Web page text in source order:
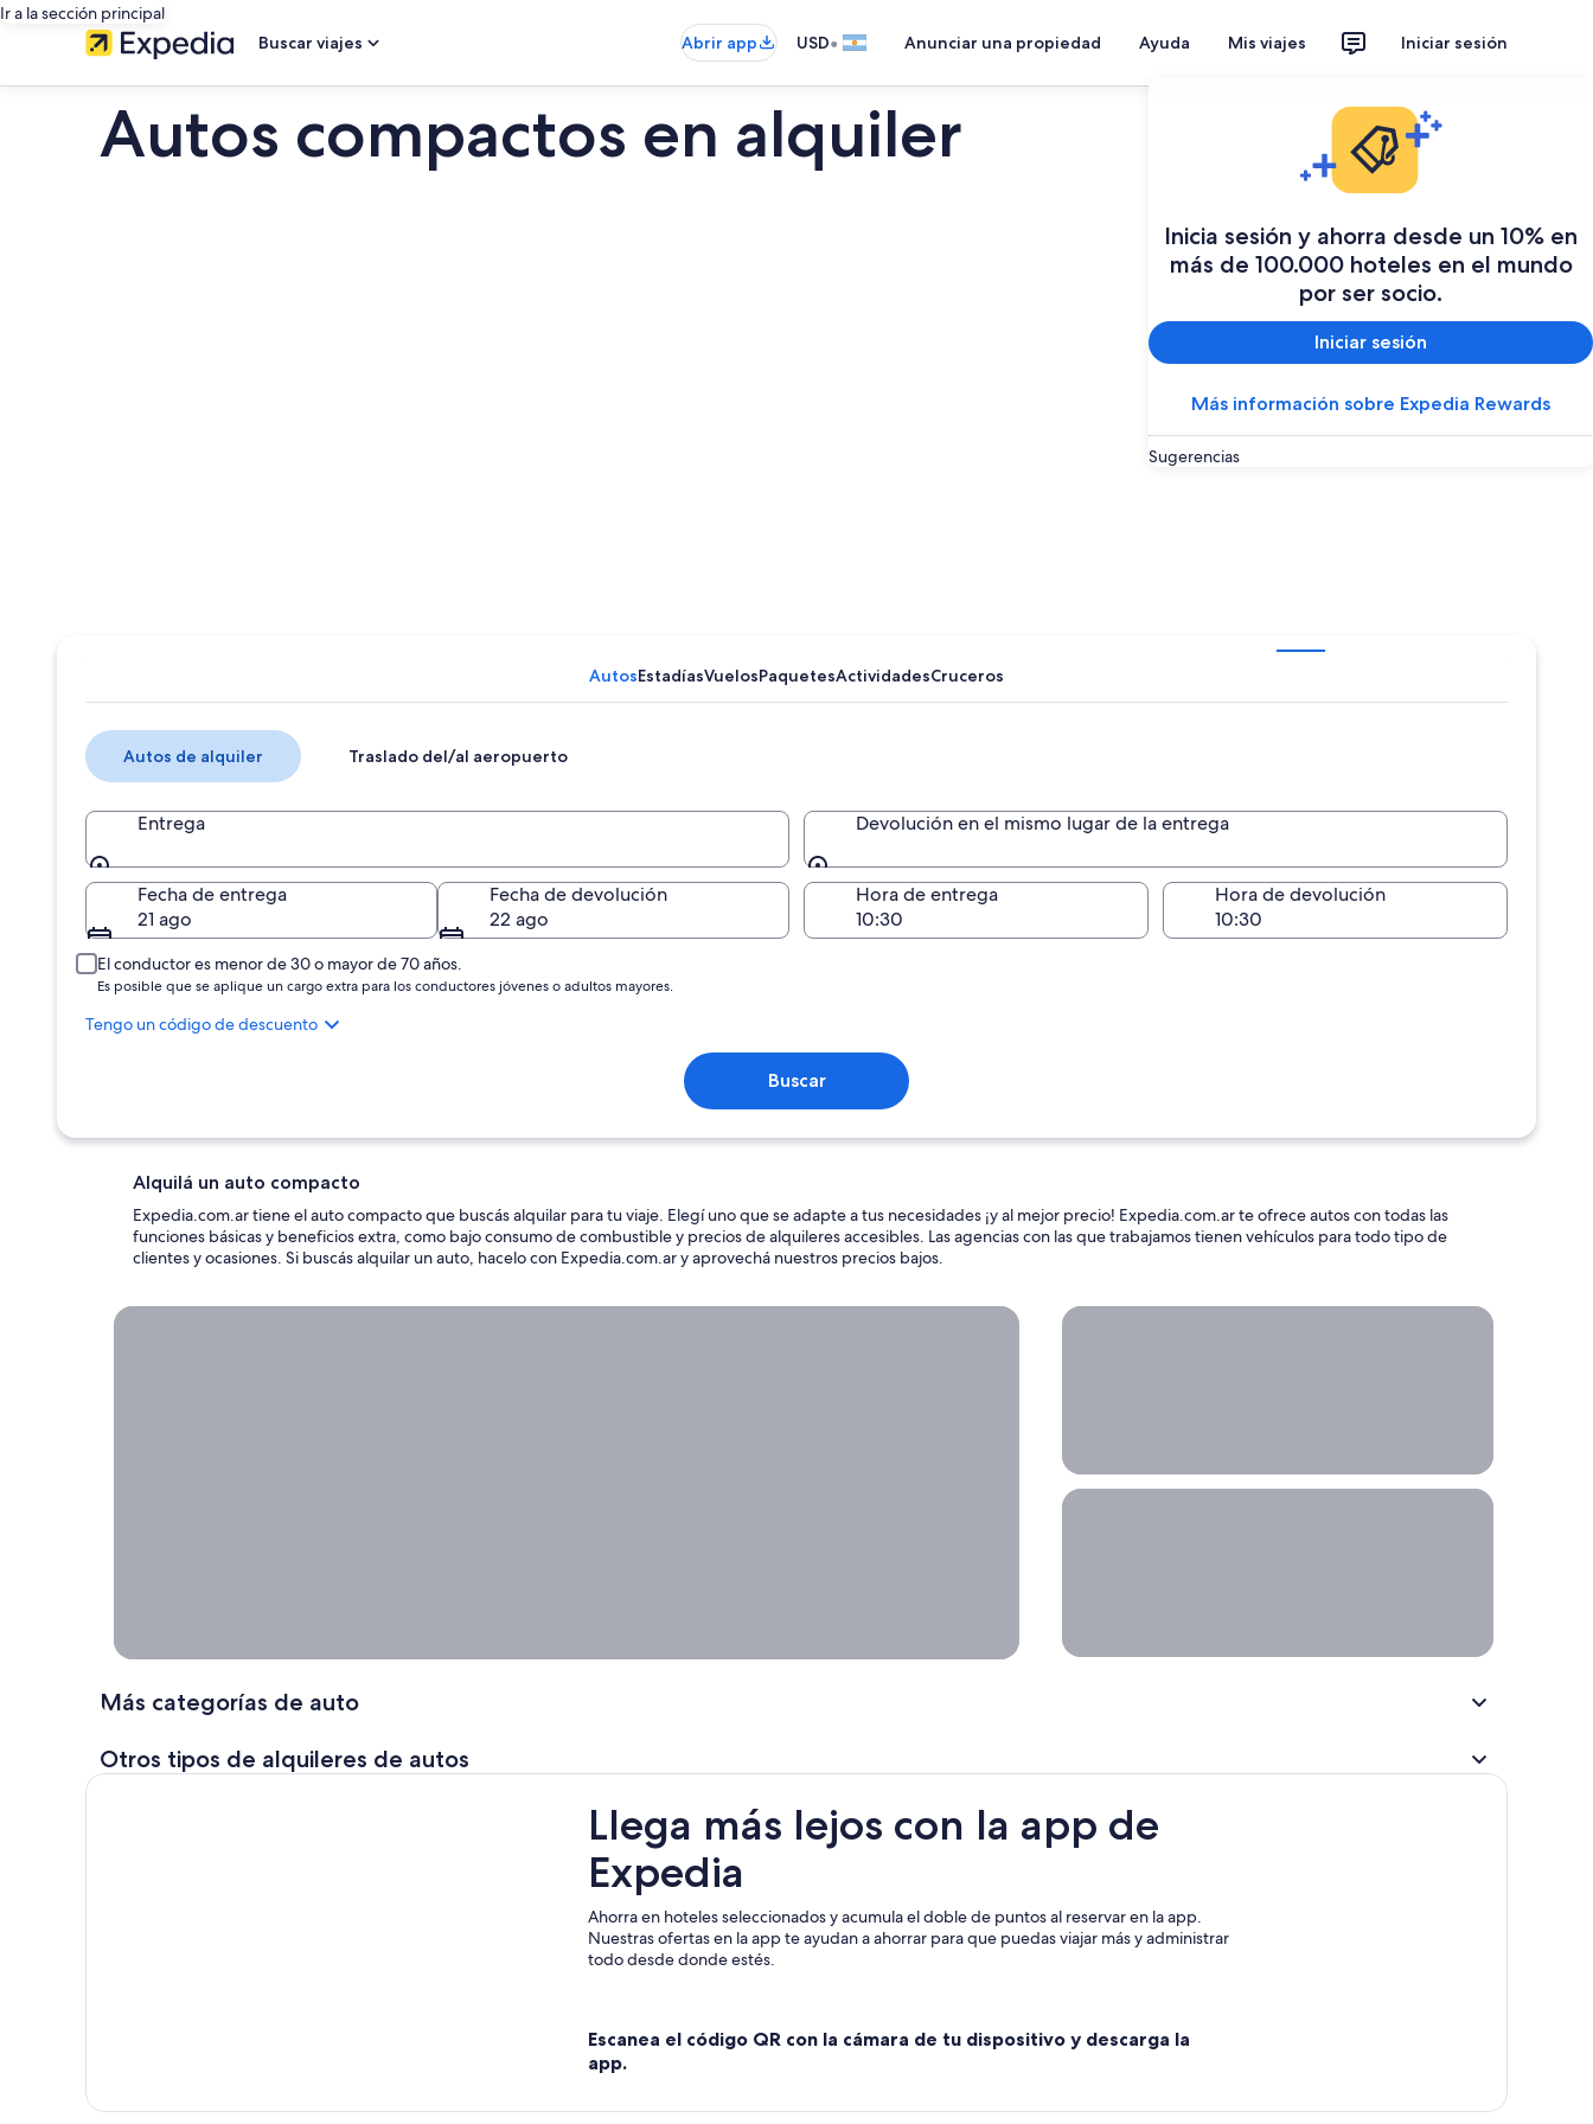
Ir a la sección principal
Buscar viajes
Abrir app USD• Anunciar una propiedad Ayuda Mis viajes Iniciar sesión
Inicia sesión y ahorra desde un 10% en
más de 100.000 hoteles en el mundo
por ser socio.
Iniciar sesión
Más información sobre Expedia Rewards
Sugerencias
Autos compactos en alquiler
AutosEstadíasVuelosPaquetesActividadesCruceros
Autos de alquiler Traslado del/al aeropuerto
Entrega
Entrega
Devolución en el mismo lugar de la entrega
Devolución en el mismo lugar de la entrega
Fecha de entrega
21 ago
Fecha de devolución
22 ago
Hora de entrega Hora de devolución
El conductor es menor de 30 o mayor de 70 años.
Es posible que se aplique un cargo extra para los conductores jóvenes o adultos mayores.
Tengo un código de descuento
Buscar
Alquilá un auto compacto
Expedia.com.ar tiene el auto compacto que buscás alquilar para tu viaje. Elegí uno que se adapte a tus necesidades ¡y al mejor precio! Expedia.com.ar te ofrece autos con todas las
funciones básicas y beneficios extra, como bajo consumo de combustible y precios de alquileres accesibles. Las agencias con las que trabajamos tienen vehículos para todo tipo de
clientes y ocasiones. Si buscás alquilar un auto, hacelo con Expedia.com.ar y aprovechá nuestros precios bajos.
de
por un
largo
desde/hacia el
aeropuerto con
distintos
Más categorías de auto
Otros tipos de alquileres de autos
Llega más lejos con la app de
Expedia
Ahorra en hoteles seleccionados y acumula el doble de puntos al reservar en la app.
Nuestras ofertas en la app te ayudan a ahorrar para que puedas viajar más y administrar
todo desde donde estés.
Escanea el código QR con la cámara de tu dispositivo y descarga la
app.